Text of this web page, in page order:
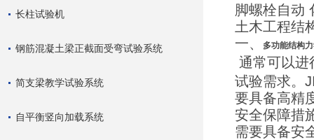
长柱试验机
钢筋混凝土梁正截面受弯试验系统
简支梁教学试验系统
自平衡竖向加载系统
脚螺栓自动
土木工程结
一、
多功能结构
通常可以进
试验需求。
要具备高精
安全保障措
需要具备安